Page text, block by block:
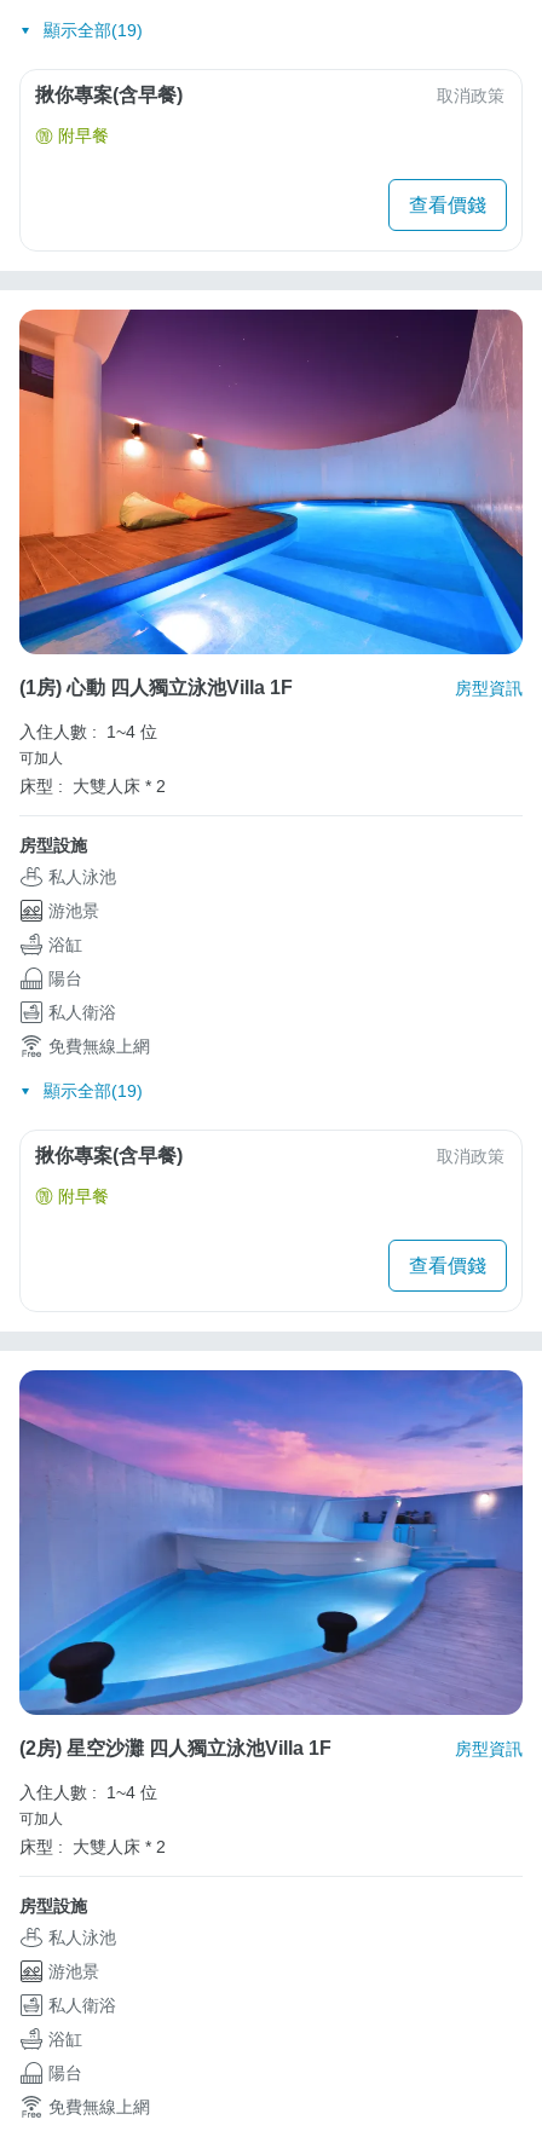
顯示全部(19)
揪你專案(含早餐) 取消政策
附早餐
查看價錢
(1房) 心動 四人獨立泳池Villa 1F 房型資訊
入住人數 : 1~4 位
可加人
床型 : 大雙人床 * 2
房型設施
私人泳池
游池景
浴缸
陽台
私人衛浴
免費無線上網
顯示全部(19)
揪你專案(含早餐) 取消政策
附早餐
查看價錢
(2房) 星空沙灘 四人獨立泳池Villa 1F 房型資訊
入住人數 : 1~4 位
可加人
床型 : 大雙人床 * 2
房型設施
私人泳池
游池景
私人衛浴
浴缸
陽台
免費無線上網